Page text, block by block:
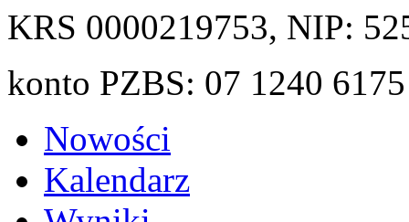
KRS 0000219753, NIP:
konto PZBS: 07 1240
Nowości
Kalendarz